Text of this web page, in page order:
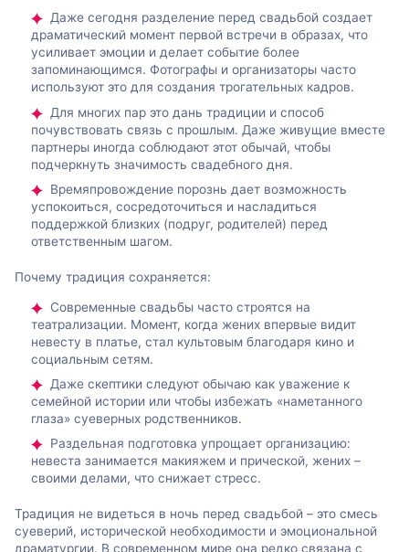
Даже сегодня разделение перед свадьбой создает
драматический момент первой встречи в образах, что
усиливает эмоции и делает событие более
запоминающимся. Фотографы и организаторы часто
используют это для создания трогательных кадров.
Для многих пар это дань традиции и способ
почувствовать связь с прошлым. Даже живущие вместе
партнеры иногда соблюдают этот обычай, чтобы
подчеркнуть значимость свадебного дня.
Времяпровождение порознь дает возможность
успокоиться, сосредоточиться и насладиться
поддержкой близких (подруг, родителей) перед
ответственным шагом.
Почему традиция сохраняется:
Современные свадьбы часто строятся на
театрализации. Момент, когда жених впервые видит
невесту в платье, стал культовым благодаря кино и
социальным сетям.
Даже скептики следуют обычаю как уважение к
семейной истории или чтобы избежать «наметанного
глаза» суеверных родственников.
Раздельная подготовка упрощает организацию:
невеста занимается макияжем и прической, жених –
своими делами, что снижает стресс.
Традиция не видеться в ночь перед свадьбой – это смесь
суеверий, исторической необходимости и эмоциональной
драматургии. В современном мире она редко связана с